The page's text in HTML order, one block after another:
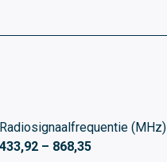
Radiosignaalfrequentie (MHz)
433,92 – 868,35